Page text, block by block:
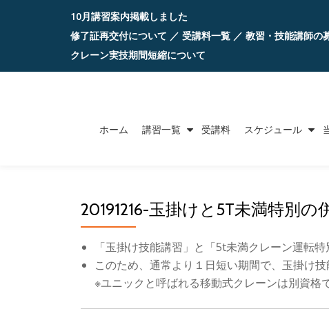
テ
10月講習案内掲載しました
修了証再交付について ／ 受講料一覧 ／ 教習・技能講師の
クレーン実技期間短縮について
ホーム 講習一覧 受講料 スケジュール
20191216-玉掛けと5T未満特別の
「玉掛け技能講習」と「5t未満クレーン運転
このため、通常より１日短い期間で、玉掛け
※ユニックと呼ばれる移動式クレーンは別資格